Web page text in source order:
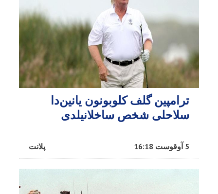
ترامپین گلف کلوبونون یانین‌دا
سلاحلی شخص ساخلانیلدی
پلانت 5 آوقوست 16:18